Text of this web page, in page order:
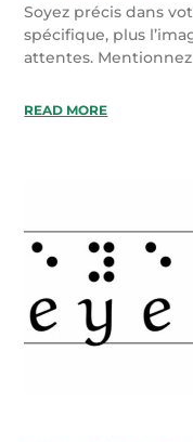
Soyez précis dans
spécifique, plus
attentes.
READ MORE